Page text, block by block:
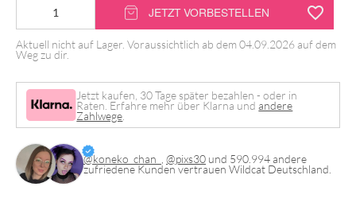
JETZT VORBESTELLEN
Aktuell nicht auf Lager. Voraussichtlich ab dem 04.09.2026 auf dem
Weg zu dir.
Jetzt kaufen, 30 Tage später bezahlen - oder in
Raten. Erfahre mehr über Klarna undandere
Zahlwege
@koneko_chan_ @pixs30 und 590.994 andere
zufriedene Kunden vertrauen Wildcat Deutschland.